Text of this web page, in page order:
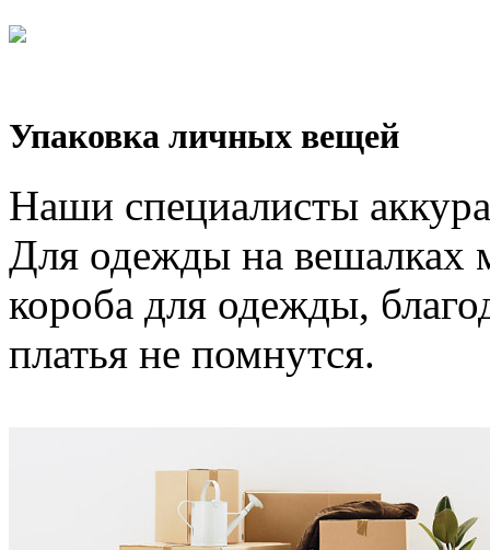
Упаковка личных вещей
Наши специалисты
Для одежды на вешалках
короба для одежды,
платья не помнутся.